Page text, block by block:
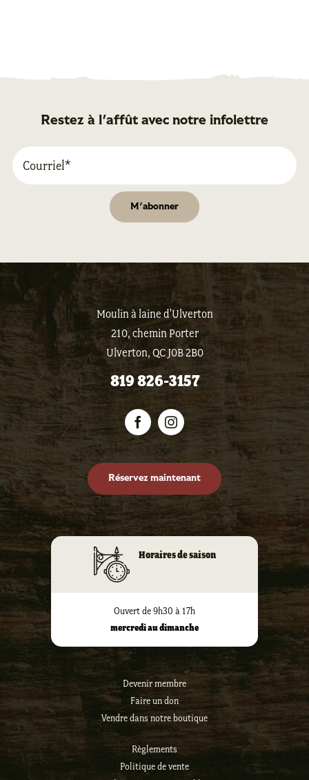
Restez à l'affût avec notre infolettre
Moulin à laine d'Ulverton
210, chemin Porter
Ulverton, QC J0B 2B0
819 826-3157
Horaires de saison
Ouvert de 9h30 à 17h
mercredi au dimanche
Devenir membre
Faire un don
Vendre dans notre boutique
Règlements
Politique de vente
Réservez maintenant